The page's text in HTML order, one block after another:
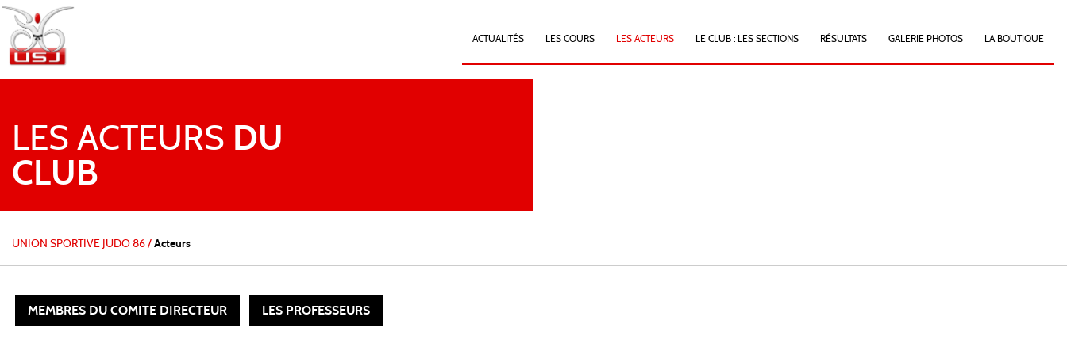
ACTUALITÉS LES COURS LES ACTEURS LE CLUB : LES SECTIONS RÉSULTATS GALERIE PHOTOS LA BOUTIQUE
LES ACTEURS DU
CLUB
UNION SPORTIVE JUDO 86 / Acteurs
MEMBRES DU COMITE DIRECTEUR LES PROFESSEURS